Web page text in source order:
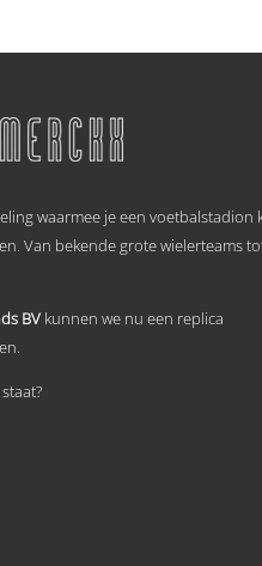
waarmee je een voetbalstadion
Van bekende grote wielerteams
BV kunnen we nu een replica